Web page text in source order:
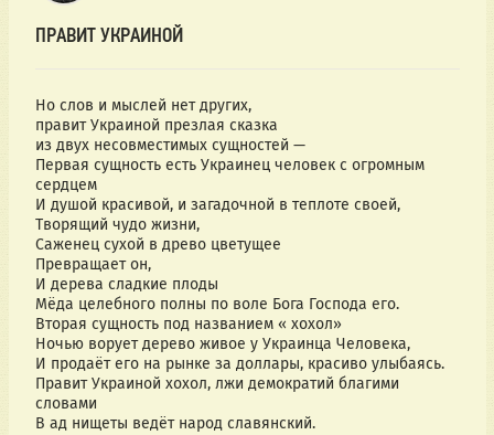
ПРАВИТ УКРАИНОЙ
Но слов и мыслей нет других,
правит Украиной презлая сказка
из двух несовместимых сущностей —
Первая сущность есть Украинец человек с огромным
сердцем
И душой красивой, и загадочной в теплоте своей,
Творящий чудо жизни,
Саженец сухой в древо цветущее
Превращает он,
И дерева сладкие плоды
Мёда целебного полны по воле Бога Господа его.
Вторая сущность под названием « хохол»
Ночью ворует дерево живое у Украинца Человека,
И продаёт его на рынке за доллары, красиво улыбаясь.
Правит Украиной хохол, лжи демократий благими
словами
В ад нищеты ведёт народ славянский.